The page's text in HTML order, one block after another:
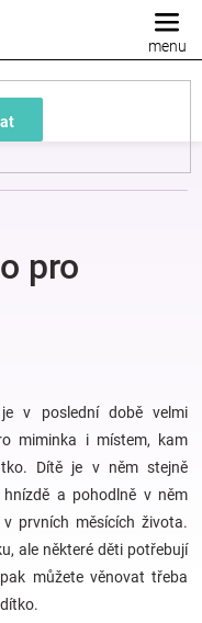
pro
v poslední době velmi
miminka i místem, kam
Dítě je v něm stejně
a pohodlně v něm
prvních měsících života.
ale některé děti potřebují
můžete věnovat třeba